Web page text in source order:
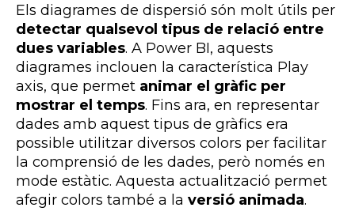
Els diagrames de dispersió són molt útils per
detectar qualsevol tipus de relació entre
dues variables. A Power BI, aquests
diagrames inclouen la característica Play
axis, que permet animar el gràfic per
mostrar el temps. Fins ara, en representar
dades amb aquest tipus de gràfics era
possible utilitzar diversos colors per facilitar
la comprensió de les dades, però només en
mode estàtic. Aquesta actualització permet
afegir colors també a la versió animada.